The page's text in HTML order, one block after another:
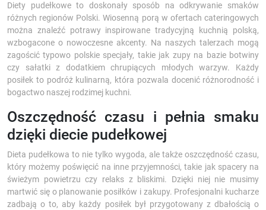
Diety pudełkowe to doskonały sposób na odkrywanie smaków
różnych regionów Polski. Wiosenną porą w ofertach cateringowych
można znaleźć potrawy inspirowane tradycyjną kuchnią polską,
wzbogacone o nowoczesne akcenty. Na naszych talerzach mogą
zagościć typowo polskie specjały, takie jak zupy na bazie botwiny
czy sałatki z dodatkiem chrupiących młodych warzyw. Każdy
posiłek to podróż kulinarną, która pozwala docenić różnorodność i
bogactwo naszej rodzimej kuchni.
Oszczędność czasu i pełnia smaku
dzięki diecie pudełkowej
Dieta pudełkowa to nie tylko wygoda, ale także oszczędność czasu,
który możemy poświęcić na inne przyjemności, takie jak spacery na
świeżym powietrzu czy relaks z bliskimi. Dzięki niej nie musimy
martwić się o planowanie posiłków i zakupy. Profesjonalni kucharze
zadbają o to, aby każdy posiłek był przygotowany z dbałością o